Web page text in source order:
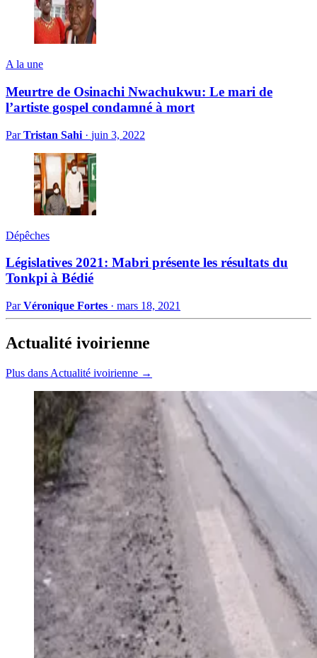
A la une
Meurtre de Osinachi Nwachukwu: Le mari de
l’artiste gospel condamné à mort
ParTristan Sahi · juin 3, 2022
Dépêches
Législatives 2021: Mabri présente les résultats du
Tonkpi à Bédié
ParVéronique Fortes · mars 18, 2021
Actualité ivoirienne
Plus dans Actualité ivoirienne →